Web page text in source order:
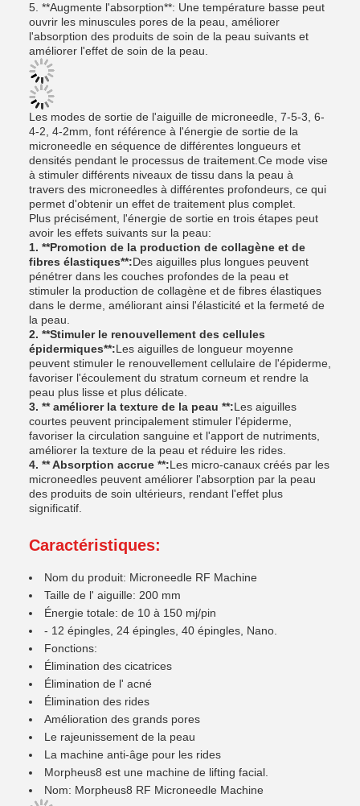
5. **Augmente l'absorption**: Une température basse peut
ouvrir les minuscules pores de la peau, améliorer
l'absorption des produits de soin de la peau suivants et
améliorer l'effet de soin de la peau.
Les modes de sortie de l'aiguille de microneedle, 7-5-3, 6-
4-2, 4-2mm, font référence à l'énergie de sortie de la
microneedle en séquence de différentes longueurs et
densités pendant le processus de traitement.Ce mode vise
à stimuler différents niveaux de tissu dans la peau à
travers des microneedles à différentes profondeurs, ce qui
permet d'obtenir un effet de traitement plus complet.
Plus précisément, l'énergie de sortie en trois étapes peut
avoir les effets suivants sur la peau:
1. **Promotion de la production de collagène et de
fibres élastiques**:Des aiguilles plus longues peuvent
pénétrer dans les couches profondes de la peau et
stimuler la production de collagène et de fibres élastiques
dans le derme, améliorant ainsi l'élasticité et la fermeté de
la peau.
2. **Stimuler le renouvellement des cellules
épidermiques**:Les aiguilles de longueur moyenne
peuvent stimuler le renouvellement cellulaire de l'épiderme,
favoriser l'écoulement du stratum corneum et rendre la
peau plus lisse et plus délicate.
3. ** améliorer la texture de la peau **:Les aiguilles
courtes peuvent principalement stimuler l'épiderme,
favoriser la circulation sanguine et l'apport de nutriments,
améliorer la texture de la peau et réduire les rides.
4. ** Absorption accrue **:Les micro-canaux créés par les
microneedles peuvent améliorer l'absorption par la peau
des produits de soin ultérieurs, rendant l'effet plus
significatif.
Caractéristiques:
Nom du produit: Microneedle RF Machine
Taille de l' aiguille: 200 mm
Énergie totale: de 10 à 150 mj/pin
- 12 épingles, 24 épingles, 40 épingles, Nano.
Fonctions:
Élimination des cicatrices
Élimination de l' acné
Élimination des rides
Amélioration des grands pores
Le rajeunissement de la peau
La machine anti-âge pour les rides
Morpheus8 est une machine de lifting facial.
Nom: Morpheus8 RF Microneedle Machine